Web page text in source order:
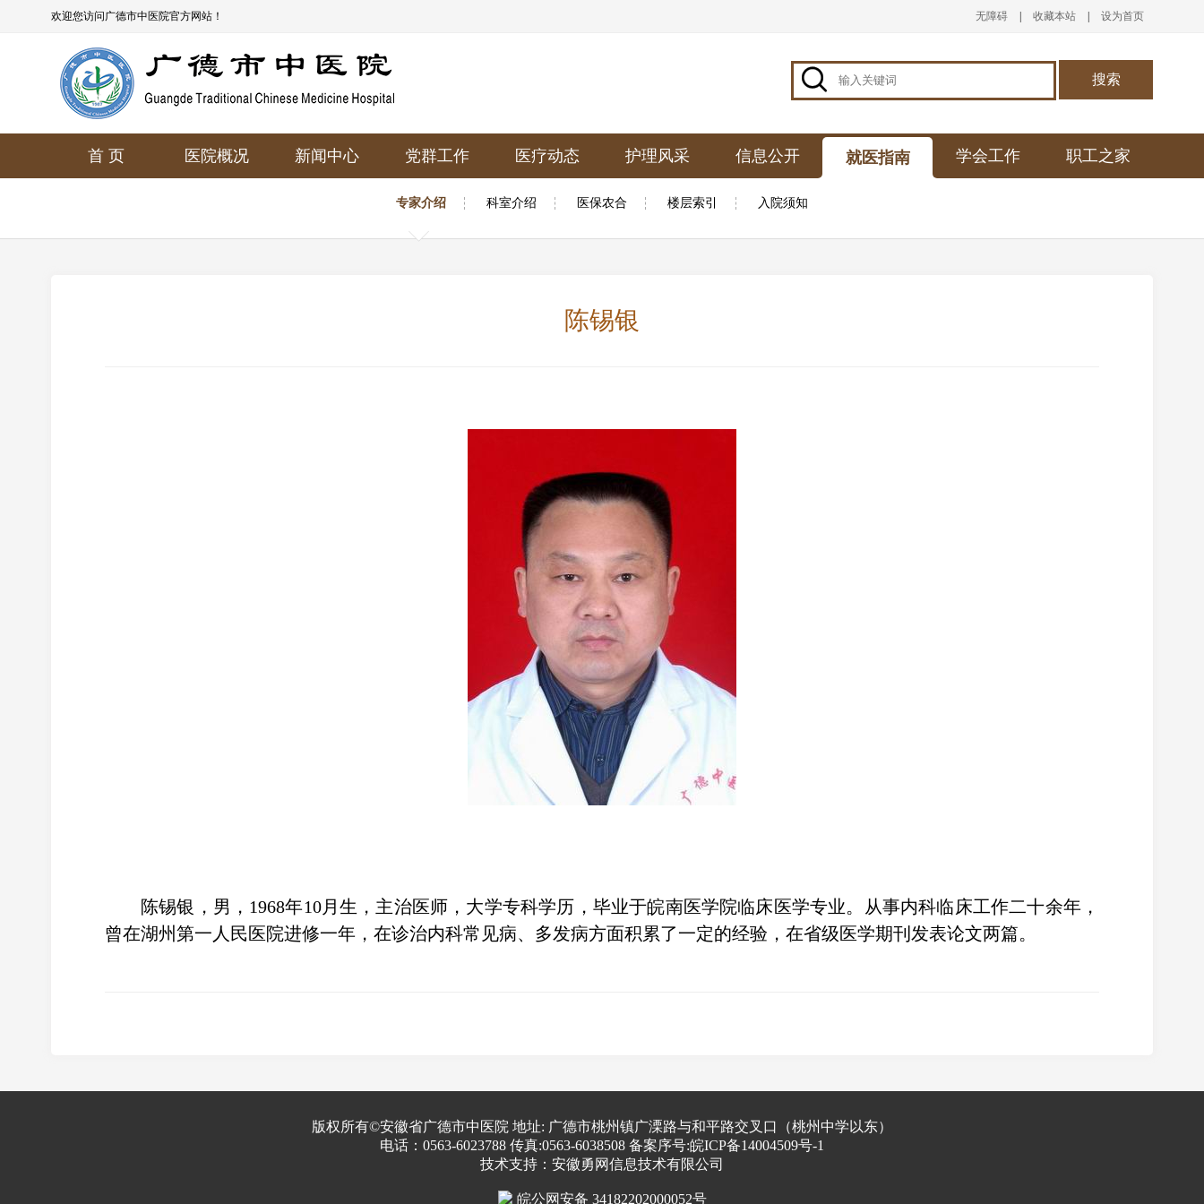
欢迎您访问广德市中医院官方网站！ 无障碍 收藏本站 设为首页
 搜索
首 页 医院概况 新闻中心 党群工作 医疗动态 护理风采 信息公开 就医指南 学会工作 职工之家
专家介绍 科室介绍 医保农合 楼层索引 入院须知
陈锡银
陈锡银，男， 1968年10月生，主治医师，大学专科学历，毕业于皖南医学院临床医学专业。从事内科临床工作二十余年，
曾在湖州第一人民医院进修一年，在诊治内科常见病、多发病方面积累了一定的经验，在省级医学期刊发表论文两篇。
版权所有©安徽省广德市中医院 地址: 广德市桃州镇广溧路与和平路交叉口（桃州中学以东）
电话：0563-6023788 传真:0563-6038508 备案序号:皖ICP备14004509号-1
技术支持：安徽勇网信息技术有限公司
皖公网安备 34182202000052号